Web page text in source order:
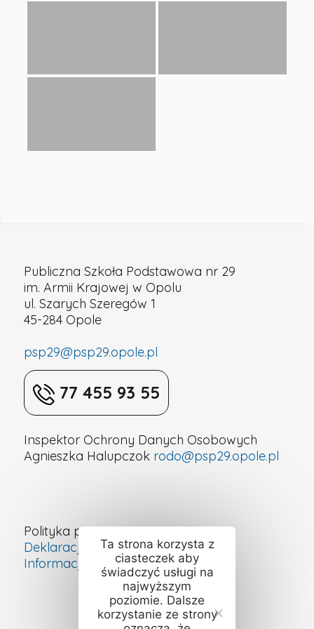
Publiczna Szkoła Podstawowa nr 29
im. Armii Krajowej w Opolu
ul. Szarych Szeregów 1
45-284 Opole
psp29@psp29.opole.pl
77 455 93 55
Inspektor Ochrony Danych Osobowych
Agnieszka Halupczok rodo@psp29.opole.pl
Polityka prywatności
Deklaracja dostępności cyfrowej
Informacje o szkole – ETR
Ta strona korzysta z
ciasteczek aby
świadczyć usługi na
najwyższym
poziomie. Dalsze
korzystanie ze strony